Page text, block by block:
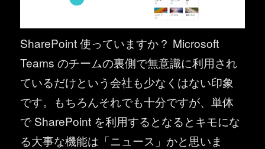
SharePoint 使っていますか？ Microsoft
Teams のチームの裏側で無意識に利用され
ているだけという会社も少なくはない印象
です。もちろんそれでも十分ですが、単体
で SharePoint を利用するとなるとキモにな
る大事な機能は「ニュース」かと思いま